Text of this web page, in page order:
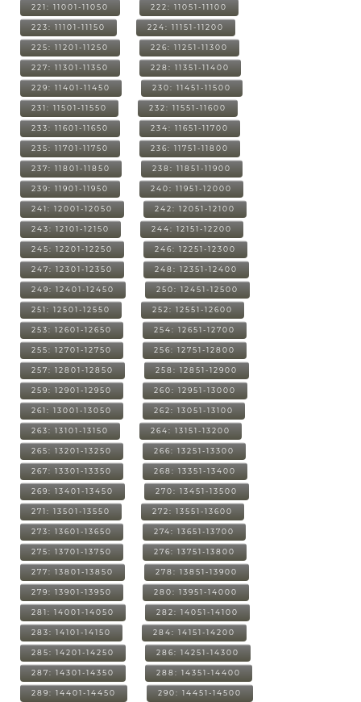
221: 11001-11050 222: 11051-11100
223: 11101-11150 224: 11151-11200
225: 11201-11250 226: 11251-11300
227: 11301-11350 228: 11351-11400
229: 11401-11450 230: 11451-11500
231: 11501-11550 232: 11551-11600
233: 11601-11650 234: 11651-11700
235: 11701-11750 236: 11751-11800
237: 11801-11850 238: 11851-11900
239: 11901-11950 240: 11951-12000
241: 12001-12050 242: 12051-12100
243: 12101-12150 244: 12151-12200
245: 12201-12250 246: 12251-12300
247: 12301-12350 248: 12351-12400
249: 12401-12450 250: 12451-12500
251: 12501-12550 252: 12551-12600
253: 12601-12650 254: 12651-12700
255: 12701-12750 256: 12751-12800
257: 12801-12850 258: 12851-12900
259: 12901-12950 260: 12951-13000
261: 13001-13050 262: 13051-13100
263: 13101-13150 264: 13151-13200
265: 13201-13250 266: 13251-13300
267: 13301-13350 268: 13351-13400
269: 13401-13450 270: 13451-13500
271: 13501-13550 272: 13551-13600
273: 13601-13650 274: 13651-13700
275: 13701-13750 276: 13751-13800
277: 13801-13850 278: 13851-13900
279: 13901-13950 280: 13951-14000
281: 14001-14050 282: 14051-14100
283: 14101-14150 284: 14151-14200
285: 14201-14250 286: 14251-14300
287: 14301-14350 288: 14351-14400
289: 14401-14450 290: 14451-14500